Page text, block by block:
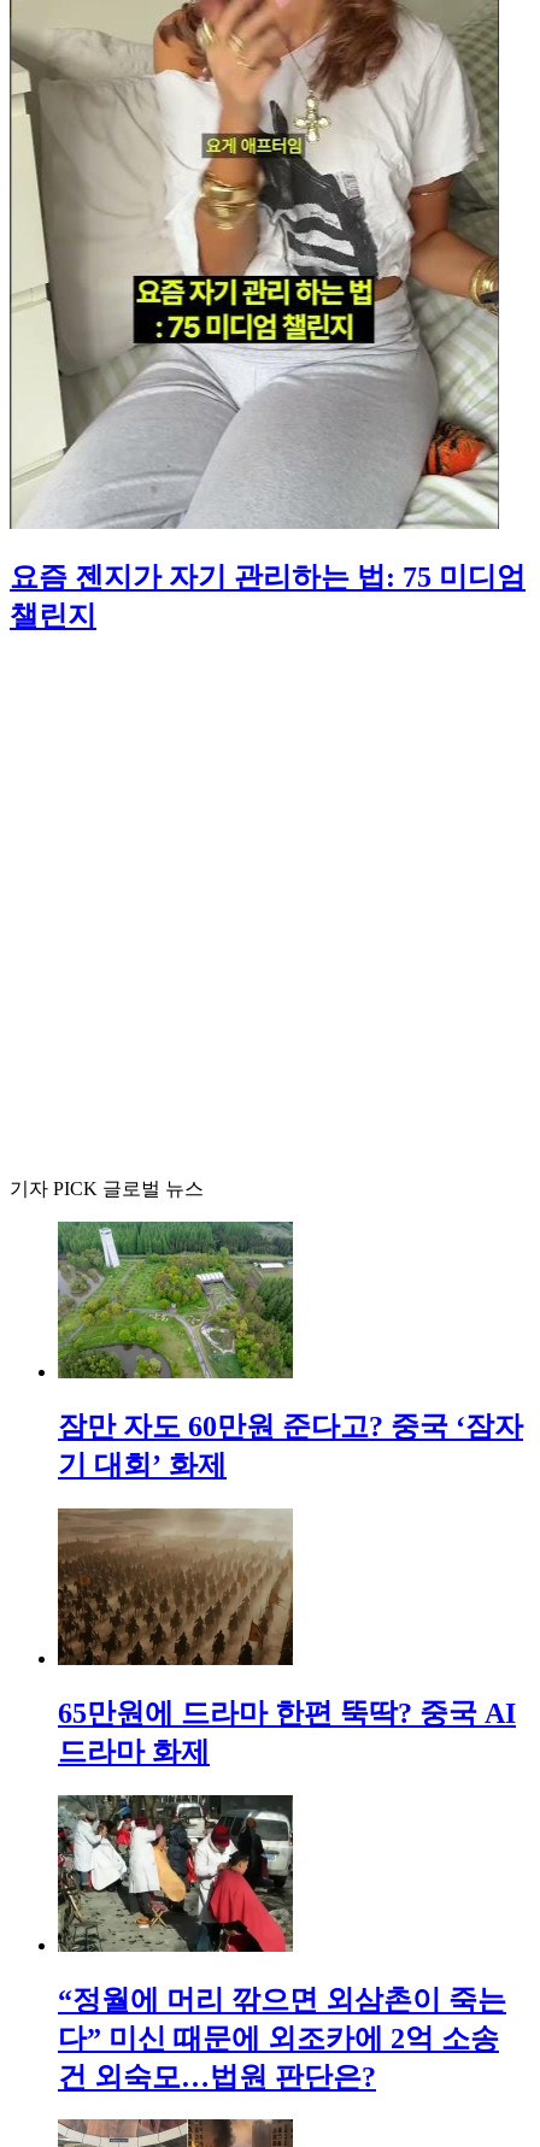
요즘 젠지가 자기 관리하는 법: 75 미디엄
챌린지
기자 PICK 글로벌 뉴스
잠만 자도 60만원 준다고? 중국 ‘잠자
기 대회’ 화제
65만원에 드라마 한편 뚝딱? 중국 AI
드라마 화제
“정월에 머리 깎으면 외삼촌이 죽는
다” 미신 때문에 외조카에 2억 소송
건 외숙모…법원 판단은?